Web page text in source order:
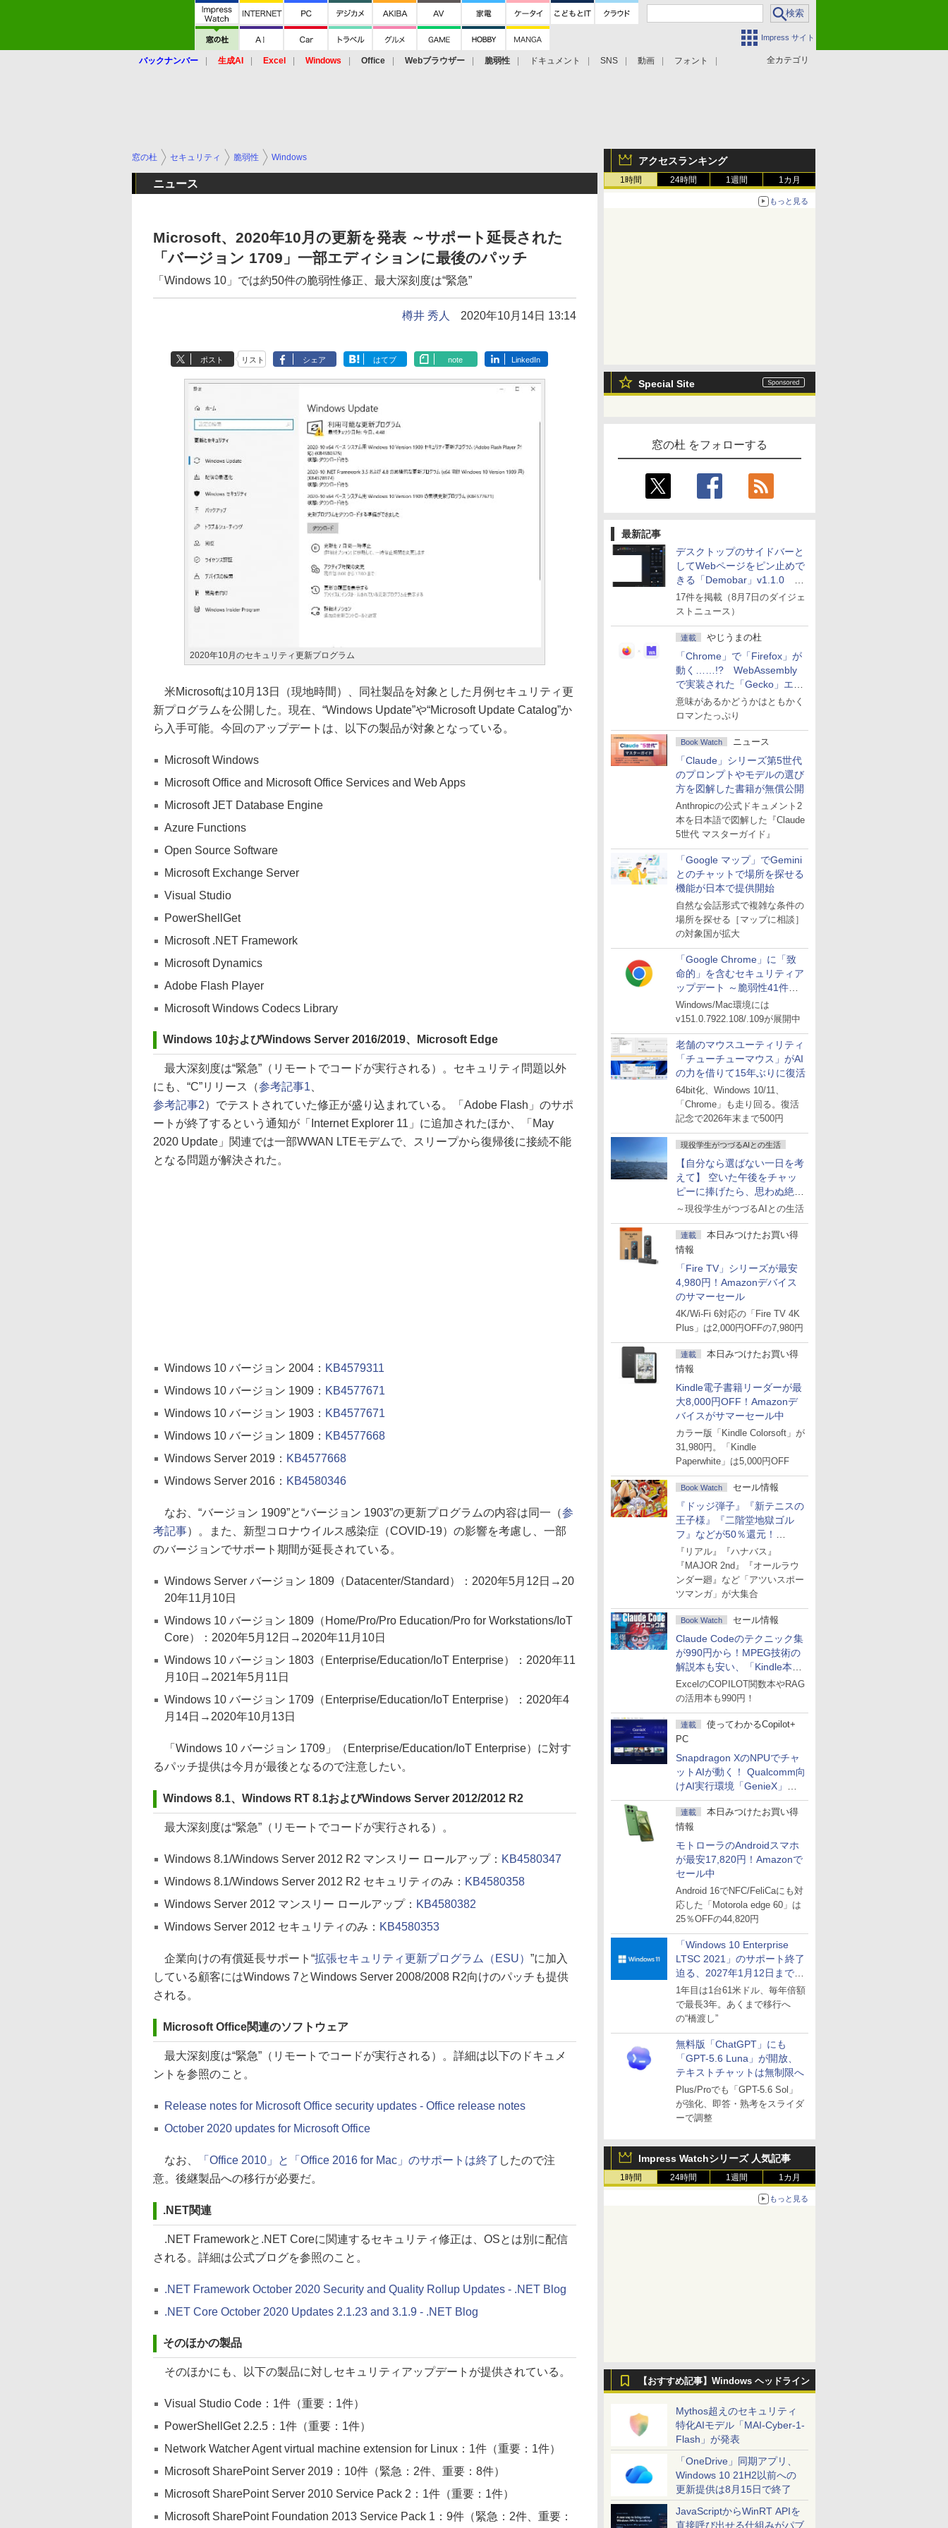
Impress サイト
全カテゴリ
バックナンバー 生成AI Excel Windows Office Webブラウザー 脆弱性 ドキュメント SNS 動画 フォント
アクセスランキング
1時間 24時間 1週間 1カ月
もっと見る
Special Site
窓の杜 をフォローする
最新記事
デスクトップのサイドバーと
してWebページをピン止めで
きる「Demobar」v1.1.0 ほ
か
17件を掲載（8月7日のダイジェ
ストニュース）
連載 やじうまの杜
「Chrome」で「Firefox」が
動く……!? WebAssembly
で実装された「Gecko」エン
ジン
意味があるかどうかはともかく
ロマンたっぷり
Book Watch ニュース
「Claude」シリーズ第5世代
のプロンプトやモデルの選び
方を図解した書籍が無償公開
Anthropicの公式ドキュメント2
本を日本語で図解した『Claude
5世代 マスターガイド』
「Google マップ」でGemini
とのチャットで場所を探せる
機能が日本で提供開始
自然な会話形式で複雑な条件の
場所を探せる［マップに相談］
の対象国が拡大
「Google Chrome」に「致
命的」を含むセキュリティア
ップデート ～脆弱性41件に
対処
Windows/Mac環境には
v151.0.7922.108/.109が展開中
老舗のマウスユーティリティ
「チューチューマウス」がAI
の力を借りて15年ぶりに復活
64bit化、Windows 10/11、
「Chrome」も走り回る。復活
記念で2026年末まで500円
現役学生がつづるAIとの生活
【自分なら選ばない一日を考
えて】 空いた午後をチャッ
ピーに捧げたら、思わぬ絶景
に出会った話
～現役学生がつづるAIとの生活
連載
本日みつけたお買い得
情報
「Fire TV」シリーズが最安
4,980円！Amazonデバイス
のサマーセール
4K/Wi-Fi 6対応の「Fire TV 4K
Plus」は2,000円OFFの7,980円
連載
本日みつけたお買い得
情報
Kindle電子書籍リーダーが最
大8,000円OFF！Amazonデ
バイスがサマーセール中
カラー版「Kindle Colorsoft」が
31,980円。「Kindle
Paperwhite」は5,000円OFF
Book Watch セール情報
『ドッジ弾子』『新テニスの
王子様』『二階堂地獄ゴル
フ』などが50％還元！
Amazonマンガ週末セール
『リアル』『ハナバス』
『MAJOR 2nd』『オールラウ
ンダー廻』など「アツいスポー
ツマンガ」が大集合
Book Watch セール情報
Claude Codeのテクニック集
が990円から！MPEG技術の
解説本も安い、「Kindle本サ
マーセール」第2弾開始！
ExcelのCOPILOT関数本やRAG
の活用本も990円！
連載
使ってわかるCopilot+
PC
Snapdragon XのNPUでチャ
ットAIが動く！ Qualcomm向
けAI実行環境「GenieX」を
試してみた
連載
本日みつけたお買い得
情報
モトローラのAndroidスマホ
が最安17,820円！Amazonで
セール中
Android 16でNFC/FeliCaにも対
応した「Motorola edge 60」は
25％OFFの44,820円
「Windows 10 Enterprise
LTSC 2021」のサポート終了
迫る、2027年1月12日まで
～ESUは9月1日から販売
1年目は1台61米ドル、毎年倍額
で最長3年。あくまで移行へ
の“橋渡し”
無料版「ChatGPT」にも
「GPT-5.6 Luna」が開放、
テキストチャットは無制限へ
Plus/Proでも「GPT-5.6 Sol」
が強化、即答・熟考をスライダ
ーで調整
Impress Watchシリーズ 人気記事
1時間 24時間 1週間 1カ月
もっと見る
【おすすめ記事】Windows ヘッドライン
Mythos超えのセキュリティ
特化AIモデル「MAI-Cyber-1-
Flash」が発表
「OneDrive」同期アプリ、
Windows 10 21H2以前への
更新提供は8月15日で終了
JavaScriptからWinRT APIを
直接呼び出せる仕組みがパブ
窓の杜 セキュリティ 脆弱性 Windows
ニュース
Microsoft、2020年10月の更新を発表 ～サポート延長された
「バージョン 1709」一部エディションに最後のパッチ
「Windows 10」では約50件の脆弱性修正、最大深刻度は“緊急”
樽井 秀人 2020年10月14日 13:14
ポスト リスト シェア はてブ note LinkedIn
2020年10月のセキュリティ更新プログラム
米Microsoftは10月13日（現地時間）、同社製品を対象とした月例セキュリティ更
新プログラムを公開した。現在、“Windows Update”や“Microsoft Update Catalog”か
ら入手可能。今回のアップデートは、以下の製品が対象となっている。
Microsoft Windows
Microsoft Office and Microsoft Office Services and Web Apps
Microsoft JET Database Engine
Azure Functions
Open Source Software
Microsoft Exchange Server
Visual Studio
PowerShellGet
Microsoft .NET Framework
Microsoft Dynamics
Adobe Flash Player
Microsoft Windows Codecs Library
Windows 10およびWindows Server 2016/2019、Microsoft Edge
最大深刻度は“緊急”（リモートでコードが実行される）。セキュリティ問題以外
にも、“C”リリース（参考記事1
参考記事2）でテストされていた修正が盛り込まれている。「Adobe Flash」のサポ
ートが終了するという通知が「Internet Explorer 11」に追加されたほか、「May
2020 Update」関連では一部WWAN LTEモデムで、スリープから復帰後に接続不能
となる問題が解決された。
Windows 10 バージョン 2004： KB4579311
Windows 10 バージョン 1909： KB4577671
Windows 10 バージョン 1903： KB4577671
Windows 10 バージョン 1809： KB4577668
Windows Server 2019： KB4577668
Windows Server 2016： KB4580346
なお、“バージョン 1909”と“バージョン 1903”の更新プログラムの内容は同一（参
考記事）。また、新型コロナウイルス感染症（COVID-19）の影響を考慮し、一部
のバージョンでサポート期間が延長されている。
Windows Server バージョン 1809（Datacenter/Standard）：2020年5月12日→20
20年11月10日
Windows 10 バージョン 1809（Home/Pro/Pro Education/Pro for Workstations/IoT
Core）：2020年5月12日→2020年11月10日
Windows 10 バージョン 1803（Enterprise/Education/IoT Enterprise）：2020年11
月10日→2021年5月11日
Windows 10 バージョン 1709（Enterprise/Education/IoT Enterprise）：2020年4
月14日→2020年10月13日
「Windows 10 バージョン 1709」（Enterprise/Education/IoT Enterprise）に対す
るパッチ提供は今月が最後となるので注意したい。
Windows 8.1、Windows RT 8.1およびWindows Server 2012/2012 R2
最大深刻度は“緊急”（リモートでコードが実行される）。
Windows 8.1/Windows Server 2012 R2 マンスリー ロールアップ： KB4580347
Windows 8.1/Windows Server 2012 R2 セキュリティのみ： KB4580358
Windows Server 2012 マンスリー ロールアップ： KB4580382
Windows Server 2012 セキュリティのみ： KB4580353
企業向けの有償延長サポート“拡張セキュリティ更新プログラム（ESU） ”に加入
している顧客にはWindows 7とWindows Server 2008/2008 R2向けのパッチも提供
される。
Microsoft Office関連のソフトウェア
最大深刻度は“緊急”（リモートでコードが実行される）。詳細は以下のドキュメ
ントを参照のこと。
Release notes for Microsoft Office security updates - Office release notes
October 2020 updates for Microsoft Office
なお、 「Office 2010」と「Office 2016 for Mac」のサポートは終了 したので注
意。後継製品への移行が必要だ。
.NET関連
.NET Frameworkと.NET Coreに関連するセキュリティ修正は、OSとは別に配信
される。詳細は公式ブログを参照のこと。
.NET Framework October 2020 Security and Quality Rollup Updates - .NET Blog
.NET Core October 2020 Updates 2.1.23 and 3.1.9 - .NET Blog
そのほかの製品
そのほかにも、以下の製品に対しセキュリティアップデートが提供されている。
Visual Studio Code：1件（重要：1件）
PowerShellGet 2.2.5：1件（重要：1件）
Network Watcher Agent virtual machine extension for Linux：1件（重要：1件）
Microsoft SharePoint Server 2019：10件（緊急：2件、重要：8件）
Microsoft SharePoint Server 2010 Service Pack 2：1件（重要：1件）
Microsoft SharePoint Foundation 2013 Service Pack 1：9件（緊急：2件、重要：